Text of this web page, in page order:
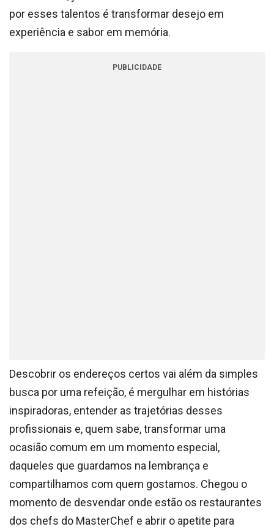
por esses talentos é transformar desejo em
experiência e sabor em memória.
PUBLICIDADE
Descobrir os endereços certos vai além da simples
busca por uma refeição, é mergulhar em histórias
inspiradoras, entender as trajetórias desses
profissionais e, quem sabe, transformar uma
ocasião comum em um momento especial,
daqueles que guardamos na lembrança e
compartilhamos com quem gostamos. Chegou o
momento de desvendar onde estão os restaurantes
dos chefs do MasterChef e abrir o apetite para